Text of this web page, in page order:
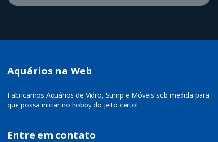
Aquários na Web
Fabricamos Aquários de Vidro, Sump e Móveis sob medida para
que possa iniciar no hobby do jeito certo!
Entre em contato